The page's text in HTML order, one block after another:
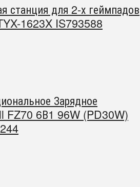
станция для 2-х геймпадов
1623X IS793588
Зарядное
FZ70 6В1 96W (PD30W)